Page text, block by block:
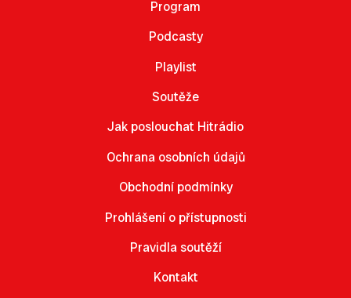
Program
Podcasty
Playlist
Soutěže
Jak poslouchat Hitrádio
Ochrana osobních údajů
Obchodní podmínky
Prohlášení o přístupnosti
Pravidla soutěží
Kontakt